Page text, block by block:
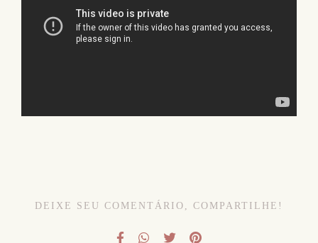
DEIXE SEU COMENTÁRIO, COMPARTILHE!